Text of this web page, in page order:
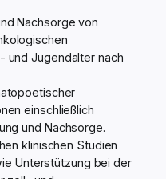
Nachsorge von
und Jugendalter nach
einschließlich
und Nachsorge.
klinischen Studien
Unterstützung bei der